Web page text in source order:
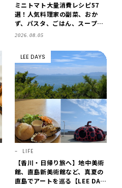
ミニトマト大量消費レシピ57
選！人気料理家の副菜、おか
ず、パスタ、ごはん、スープま
で【保存版】
2026.08.05
LEE DAYS
LIFE
【香川・日帰り旅へ】地中美術
館、直島新美術館など、真夏の
直島でアートを巡る【LEE DAY